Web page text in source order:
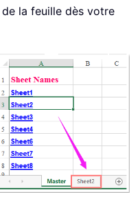
la feuille dès votre